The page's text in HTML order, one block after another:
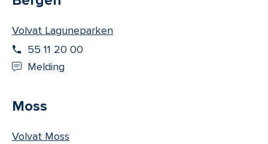
Volvat Laguneparken
55 11 20 00
Melding
Moss
Volvat Moss